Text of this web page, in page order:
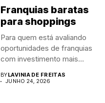
Franquias baratas
para shoppings
Para quem está avaliando
oportunidades de franquias
com investimento mais
BYLAVINIA DE FREITAS
JUNHO 24, 2026